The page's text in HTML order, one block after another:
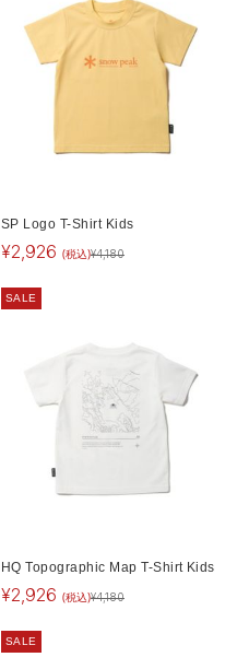
SP Logo T-Shirt Kids
¥2,926 (税込)¥4,180
SALE
HQ Topographic Map T-Shirt Kids
¥2,926 (税込)¥4,180
SALE